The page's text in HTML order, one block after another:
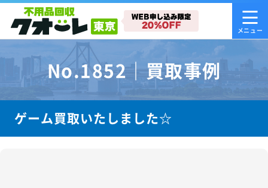
No.1852｜買取事例
ゲーム買取いたしました☆